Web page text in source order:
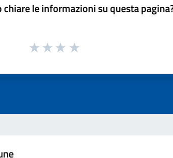
chiare le informazioni su questa